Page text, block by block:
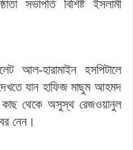
সভাপতি বিশিষ্ট ইসলামী
আল-হারামাইন হসপিটালে
যান হাফিজ মাছুম আহমদ
থেকে অসুস্থ রেজওয়ানুল
নেন।